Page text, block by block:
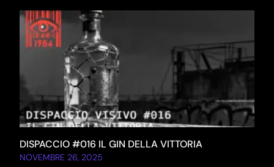
DISPACCIO #016 IL GIN DELLA VITTORIA
NOVEMBRE 26, 2025